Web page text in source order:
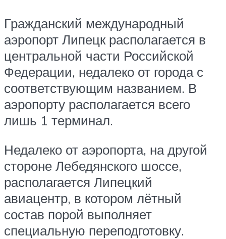
Гражданский международный
аэропорт Липецк располагается в
центральной части Российской
Федерации, недалеко от города с
соответствующим названием. В
аэропорту располагается всего
лишь 1 терминал.
Недалеко от аэропорта, на другой
стороне Лебедянского шоссе,
располагается Липецкий
авиацентр, в котором лётный
состав порой выполняет
специальную переподготовку.